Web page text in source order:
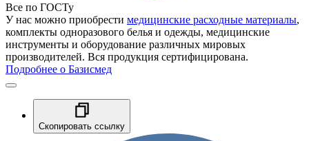
Все по ГОСТу
У нас можно приобрести медицинские расходные материалы,
комплекты одноразового белья и одежды, медицинские
инструменты и оборудование различных мировых
производителей. Вся продукция сертифицирована.
Подробнее о Базисмед
Скопировать ссылку